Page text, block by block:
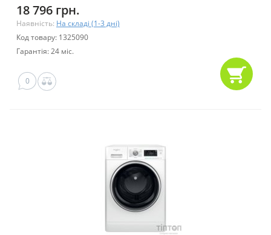
18 796 грн.
Наявність: На складі (1-3 дні)
Код товару: 1325090
Гарантія: 24 міс.
0